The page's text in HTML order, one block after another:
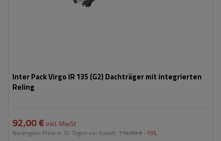
Inter Pack Virgo IR 135 (G2) Dachträger mit integrierten
Reling
92,00 € inkl. MwSt
Niedrigster Preis in 30 Tagen vor Rabatt: 114,99 € -19%